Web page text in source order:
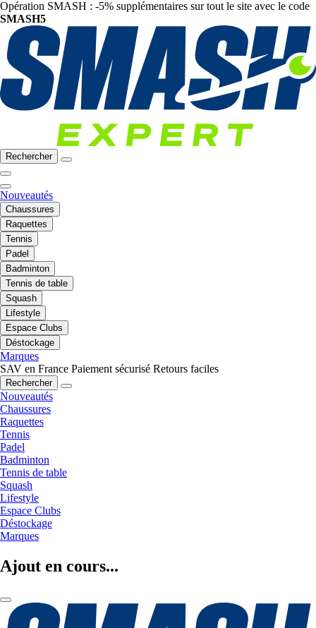
Opération SMASH : -5% supplémentaires sur tout le site avec le code
SMASH5
Rechercher
Nouveautés
Chaussures
Raquettes
Tennis
Padel
Badminton
Tennis de table
Squash
Lifestyle
Espace Clubs
Déstockage
Marques
SAV en France Paiement sécurisé Retours faciles
Rechercher
Nouveautés
Chaussures
Raquettes
Tennis
Padel
Badminton
Tennis de table
Squash
Lifestyle
Espace Clubs
Déstockage
Marques
Ajout en cours...